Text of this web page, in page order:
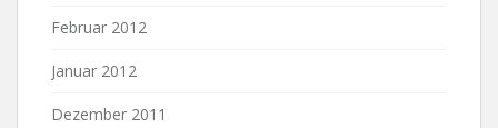
Februar 2012
Januar 2012
Dezember 2011